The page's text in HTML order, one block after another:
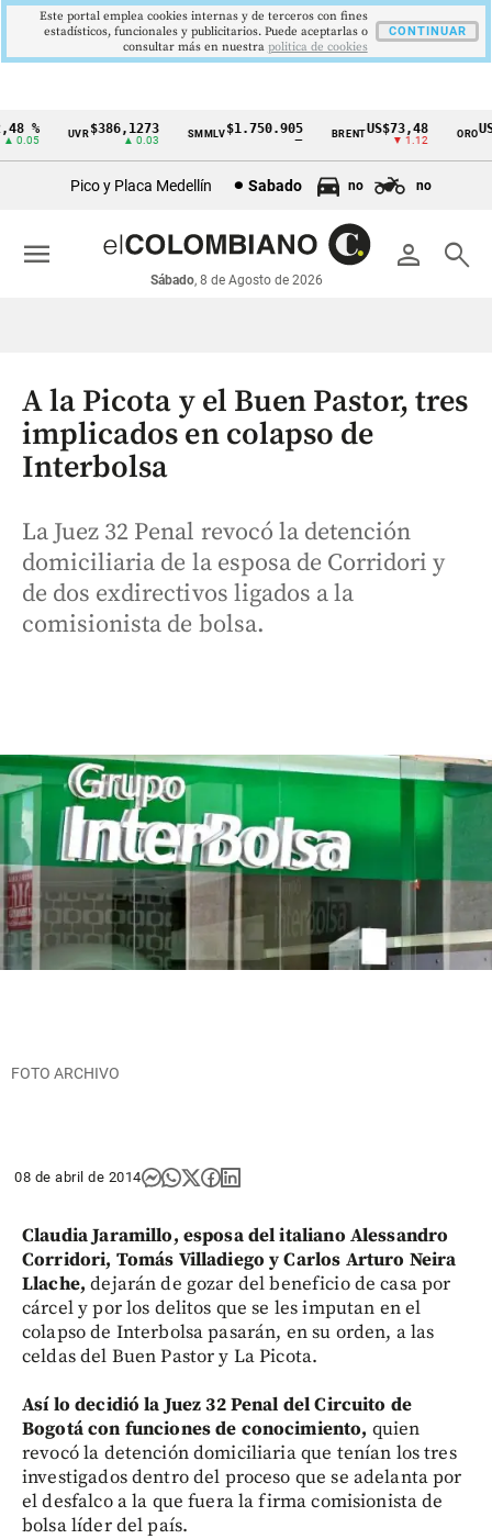
Cintillo
económicos
Colombia
% UVR$386,1273
▲ 0.03
SMMLV$1.750.905 BRENTUS$73,48
▼ 1.12
ORO
Pico y Placa Medellín Sabado no no
person search
Sábado, 8 de Agosto de 2026
menu
A la Picota y el Buen Pastor, tres
implicados en colapso de
Interbolsa
La Juez 32 Penal revocó la detención
domiciliaria de la esposa de Corridori y
de dos exdirectivos ligados a la
comisionista de bolsa.
FOTO ARCHIVO
08 de abril de 2014
Claudia Jaramillo, esposa del italiano Alessandro
Corridori, Tomás Villadiego y Carlos Arturo Neira
Llache, dejarán de gozar del beneficio de casa por
cárcel y por los delitos que se les imputan en el
colapso de Interbolsa pasarán, en su orden, a las
celdas del Buen Pastor y La Picota.
Así lo decidió la Juez 32 Penal del Circuito de
Bogotá con funciones de conocimiento, quien
revocó la detención domiciliaria que tenían los tres
investigados dentro del proceso que se adelanta por
el desfalco a la que fuera la firma comisionista de
bolsa líder del país.
Este portal emplea cookies internas y de terceros con fines
estadísticos, funcionales y publicitarios. Puede aceptarlas o
consultar más en nuestra politica de cookies
CONTINUAR